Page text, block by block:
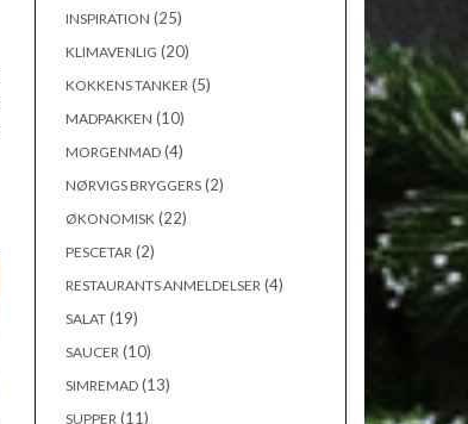
INSPIRATION (25)
KLIMAVENLIG (20)
KOKKENS TANKER (5)
MADPAKKEN (10)
MORGENMAD(4)
NØRVIGS BRYGGERS(2)
ØKONOMISK (22)
PESCETAR (2)
RESTAURANTS ANMELDELSER (4)
SALAT(19)
SAUCER (10)
SIMREMAD(13)
SUPPER (11)